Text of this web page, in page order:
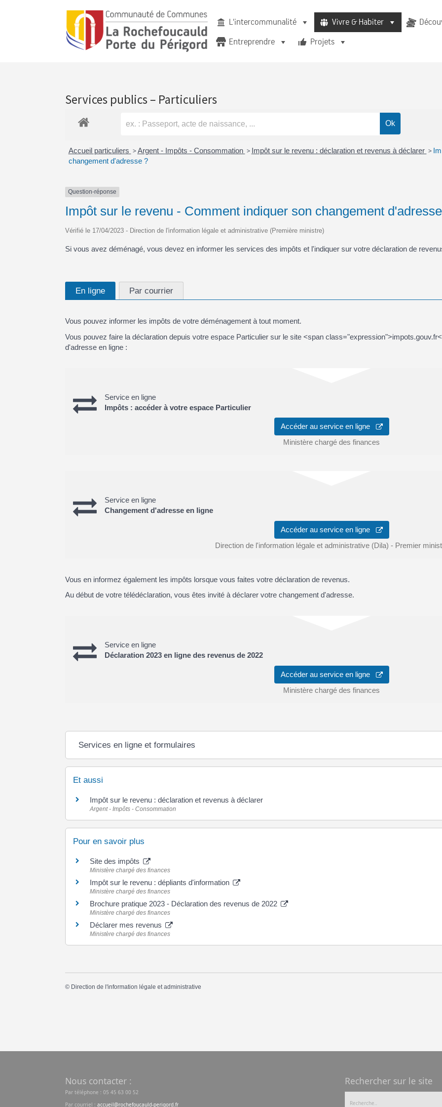
L'intercommunalité Vivre & Habiter
Entreprendre
Projets
Services publics – Particuliers
Accueil particuliers > Argent - Impôts - Consommation > Impôt sur le revenu : déclaration et revenus à déclarer >
changement d'adresse ?
Question-réponse
Impôt sur le revenu - Comment indiquer son changement
Vérifié le 17/04/2023 - Direction de l'information légale et administrative (Première ministre)
Si vous avez déménagé, vous devez en informer les services des impôts et l'indiquer sur votre déclaration de
En ligne Par courrier
Vous pouvez informer les impôts de votre déménagement à tout moment.
Vous pouvez faire la déclaration depuis votre espace Particulier sur le site <span
d'adresse en ligne :
Service en ligne
Impôts : accéder à votre espace Particulier
Accéder au service en ligne
Ministère chargé des finances
Service en ligne
Changement d'adresse en ligne
Accéder au service en ligne
Direction de l'information légale et administrative (Dila) - Premier
Vous en informez également les impôts lorsque vous faites votre déclaration de revenus.
Au début de votre télédéclaration, vous êtes invité à déclarer votre changement d'adresse.
Service en ligne
Déclaration 2023 en ligne des revenus de 2022
Accéder au service en ligne
Ministère chargé des finances
Services en ligne et formulaires
Et aussi
Impôt sur le revenu : déclaration et revenus à déclarer
Argent - Impôts - Consommation
Pour en savoir plus
Site des impôts
Ministère chargé des finances
Impôt sur le revenu : dépliants d'information
Ministère chargé des finances
Brochure pratique 2023 - Déclaration des revenus de 2022
Ministère chargé des finances
Déclarer mes revenus
Ministère chargé des finances
© Direction de l'information légale et administrative
Nous contacter :
Par téléphone : 05 45 63 00 52
Par courriel : accueil@rochefoucauld-perigord.fr
Rechercher sur le site